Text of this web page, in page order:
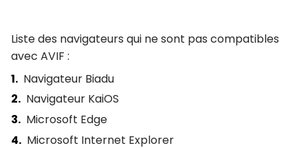
Liste des navigateurs qui ne sont pas compatibles
avec AVIF :
Navigateur Biadu
Navigateur KaiOS
Microsoft Edge
Microsoft Internet Explorer